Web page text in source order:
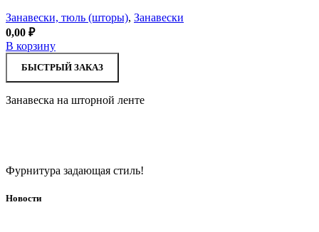
Занавески, тюль (шторы), Занавески
0,00 ₽
В корзину
БЫСТРЫЙ ЗАКАЗ
Занавеска на шторной ленте
Фурнитура задающая стиль!
Новости